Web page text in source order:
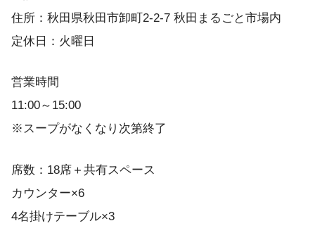
住所：秋田県秋田市卸町2-2-7 秋田まるごと市場内
定休日：火曜日
営業時間
11:00～15:00
※スープがなくなり次第終了
席数：18席＋共有スペース
カウンター×6
4名掛けテーブル×3